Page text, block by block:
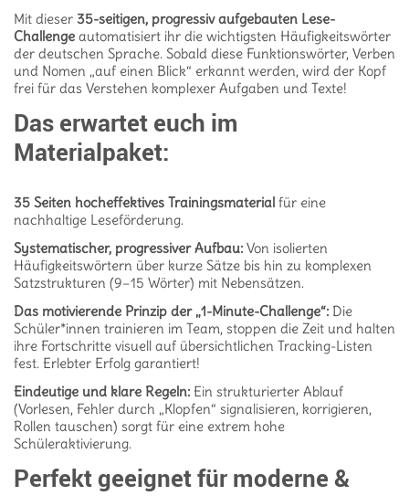
Mit dieser 35-seitigen, progressiv aufgebauten Lese-
Challenge automatisiert ihr die wichtigsten Häufigkeitswörter
der deutschen Sprache. Sobald diese Funktionswörter, Verben
und Nomen „auf einen Blick“ erkannt werden, wird der Kopf
frei für das Verstehen komplexer Aufgaben und Texte!
Das erwartet euch im
Materialpaket:
35 Seiten hocheffektives Trainingsmaterial für eine
nachhaltige Leseförderung.
Systematischer, progressiver Aufbau: Von isolierten
Häufigkeitswörtern über kurze Sätze bis hin zu komplexen
Satzstrukturen (9–15 Wörter) mit Nebensätzen.
Das motivierende Prinzip der „1-Minute-Challenge“: Die
Schüler*innen trainieren im Team, stoppen die Zeit und halten
ihre Fortschritte visuell auf übersichtlichen Tracking-Listen
fest. Erlebter Erfolg garantiert!
Eindeutige und klare Regeln: Ein strukturierter Ablauf
(Vorlesen, Fehler durch „Klopfen“ signalisieren, korrigieren,
Rollen tauschen) sorgt für eine extrem hohe
Schüleraktivierung.
Perfekt geeignet für moderne &